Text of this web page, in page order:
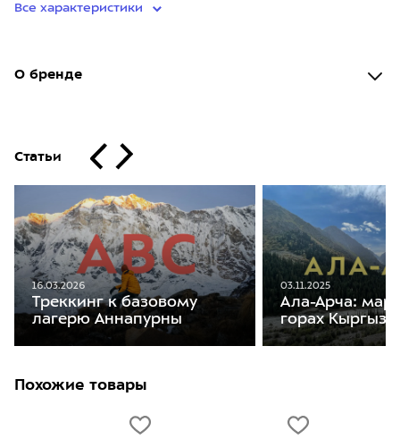
Все характеристики
О бренде
Статьи
16.03.2026
Треккинг к базовому
лагерю Аннапурны
03.11.2025
Ала-Арча:
горах
Похожие товары